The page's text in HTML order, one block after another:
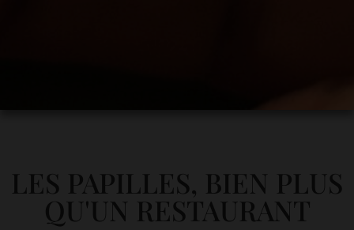
LES PAPILLES, BIEN PLUS
QU'UN RESTAURANT